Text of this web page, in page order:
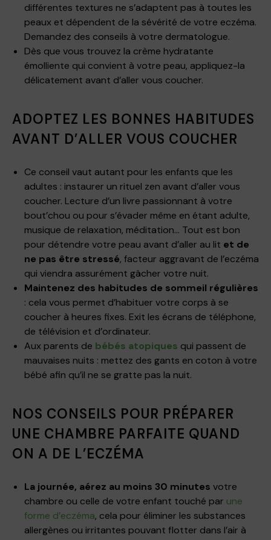
différentes textures ne s’adaptent pas à toutes les
peaux et dépendent de la sévérité de votre eczéma.
Demandez des conseils à votre dermatologue.
Dès que vous trouvez la crème hydratante
émolliente qui convient à votre peau, appliquez-la
délicatement avant d’aller vous coucher.
ADOPTEZ LES BONNES HABITUDES
AVANT D’ALLER VOUS COUCHER
Ce conseil vaut autant pour les enfants que les
adultes : instaurer un rituel zen avant d’aller vous
coucher. Lecture d’un livre passionnant à votre
bout’chou ou pour s’évader même en étant adulte,
musique de relaxation, méditation… Tout est bon
pour détendre votre peau avant d’aller au lit et de
ne pas être stressé, facteur aggravant de l’eczéma
qui viendra assurément gâcher votre nuit.
Maintenez des habitudes de sommeil régulières
: cela vous permet d’habituer votre corps à se
coucher à heures fixes. Exit les écrans de téléphone,
de télévision et d’ordinateur.
Aux parents de bébés atopiques qui passent de
mauvaises nuits : mettez des gants en coton à votre
bébé afin qu’il ne se gratte pas la nuit.
NOS CONSEILS POUR PRÉPARER
UNE CHAMBRE PARFAITE QUAND
ON A DE L’ECZÉMA
La journée, aérez au moins 30 minutes votre
chambre ou celle de votre enfant touché par une
forme d’eczéma, cela pour éliminer les substances
allergènes ou irritantes pouvant flotter dans l’air à